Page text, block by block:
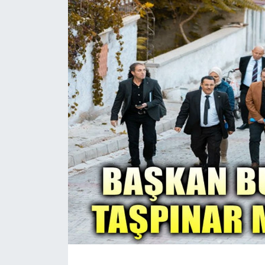
Magazin
Etkinlikler